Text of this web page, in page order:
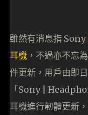
雖然有消息指 Sony
耳機 ，不過亦不忘
件更新，用戶由即
「Sony |
耳機進行韌體更新